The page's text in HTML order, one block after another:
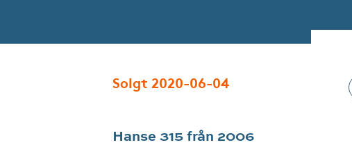
Solgt 2020-06-04
Hanse 315 från 2006